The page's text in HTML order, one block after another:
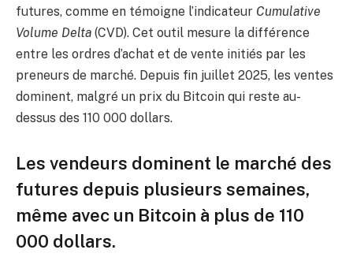
futures, comme en témoigne l’indicateur Cumulative
Volume Delta (CVD). Cet outil mesure la différence
entre les ordres d’achat et de vente initiés par les
preneurs de marché. Depuis fin juillet 2025, les ventes
dominent, malgré un prix du Bitcoin qui reste au-
dessus des 110 000 dollars.
Les vendeurs dominent le marché des
futures depuis plusieurs semaines,
même avec un Bitcoin à plus de 110
000 dollars.